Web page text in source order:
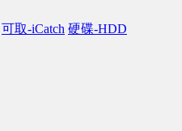
可取-iCatch 硬碟-HDD